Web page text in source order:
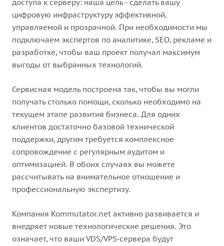
доступа к серверу: наша цель - сделать вашу
цифровую инфраструктуру эффективной,
управляемой и прозрачной. При необходимости мы
подключаем экспертов по аналитике, SEO, рекламе и
разработке, чтобы ваш проект получал максимум
выгоды от выбранных технологий.
Сервисная модель построена так, чтобы вы могли
получать столько помощи, сколько необходимо на
текущем этапе развития бизнеса. Для одних
клиентов достаточно базовой технической
поддержки, другим требуется комплексное
сопровождение с регулярным аудитом и
оптимизацией. В обоих случаях вы можете
рассчитывать на внимательное отношение и
профессиональную экспертизу.
Компания Kommutator.net активно развивается и
внедряет новые технологические решения. Это
означает, что ваши VDS/VPS‑сервера будут